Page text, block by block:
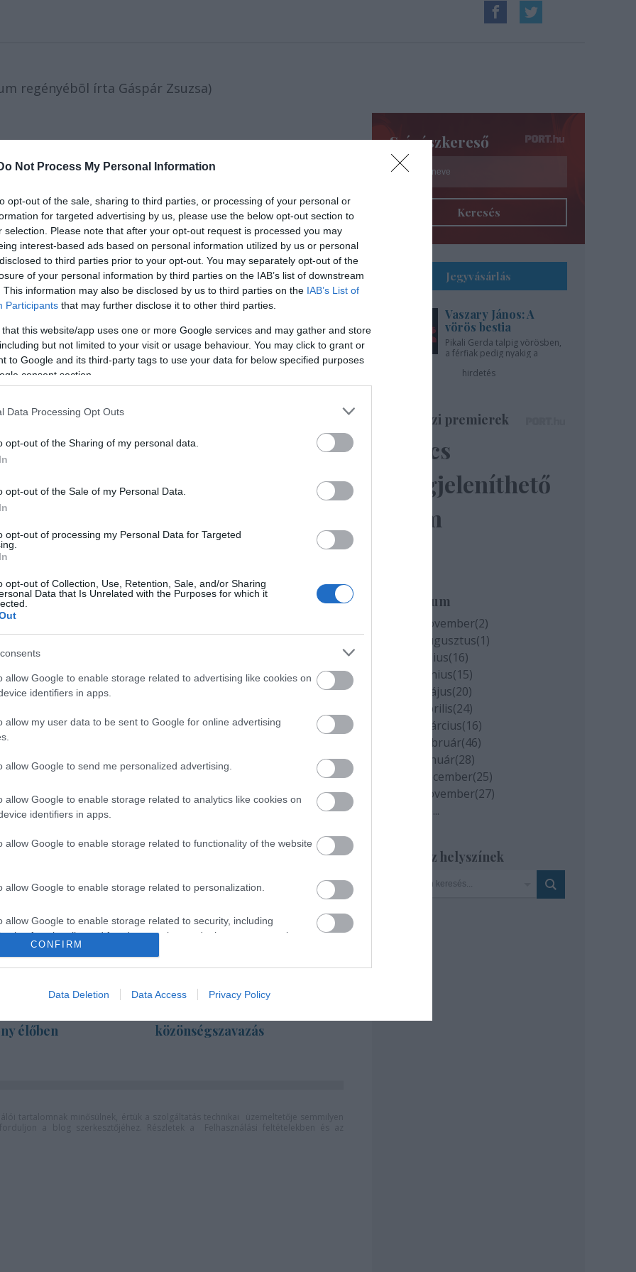
Not Process My Personal Information
opt-out of the sale, sharing to third parties, or processing of your personal or
for targeted advertising by us, please use the below opt-out section to
selection. Please note that after your opt-out request is processed you may
interest-based ads based on personal information utilized by us or personal
to third parties prior to your opt-out. You may separately opt-out of the
of your personal information by third parties on the IAB’s list of downstream
This information may also be disclosed by us to third parties on the IAB’s List of
Participants that may further disclose it to other third parties.
that this website/app uses one or more Google services and may gather and store
but not limited to your visit or usage behaviour. You may click to grant or
to Google and its third-party tags to use your data for below specified purposes
consent section.
Data Processing Opt Outs
opt-out of the Sharing of my personal data.
opt-out of the Sale of my Personal Data.
opt-out of processing my Personal Data for Targeted
opt-out of Collection, Use, Retention, Sale, and/or Sharing
Data that Is Unrelated with the Purposes for which it
allow Google to enable storage related to advertising like cookies on
identifiers in apps.
allow my user data to be sent to Google for online advertising
allow Google to send me personalized advertising.
allow Google to enable storage related to analytics like cookies on
identifiers in apps.
allow Google to enable storage related to functionality of the website
allow Google to enable storage related to personalization.
allow Google to enable storage related to security, including
functionality and fraud prevention, and other user protection.
CONFIRM
Data Deletion Data Access Privacy Policy
regényébõl írta Gáspár Zsuzsa)
V. Tüköry u. 5.
u. 5.
élőben
közönségszavazás
Színészkereső
Keresés
Jegyvásárlás
Vaszary János: A
vörös bestia
Pikali Gerda talpig vörösben,
a férfiak pedig nyakig a
hirdetés
Színházi premierek
Nincs
megjeleníthető
elem
Archívum
2020 november(2)
2020 augusztus(1)
2020 július(16)
2020 június(15)
2020 május(20)
2020 április(24)
2020 március(16)
2020 február(46)
2020 január(28)
2019 december(25)
2019 november(27)
...
Szinház helyszínek